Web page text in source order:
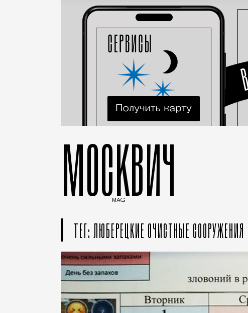
МОСКВИЧ
MAG
ТЕГ: ЛЮБЕРЕЦКИЕ ОЧИСТНЫЕ СООРУЖЕНИЯ